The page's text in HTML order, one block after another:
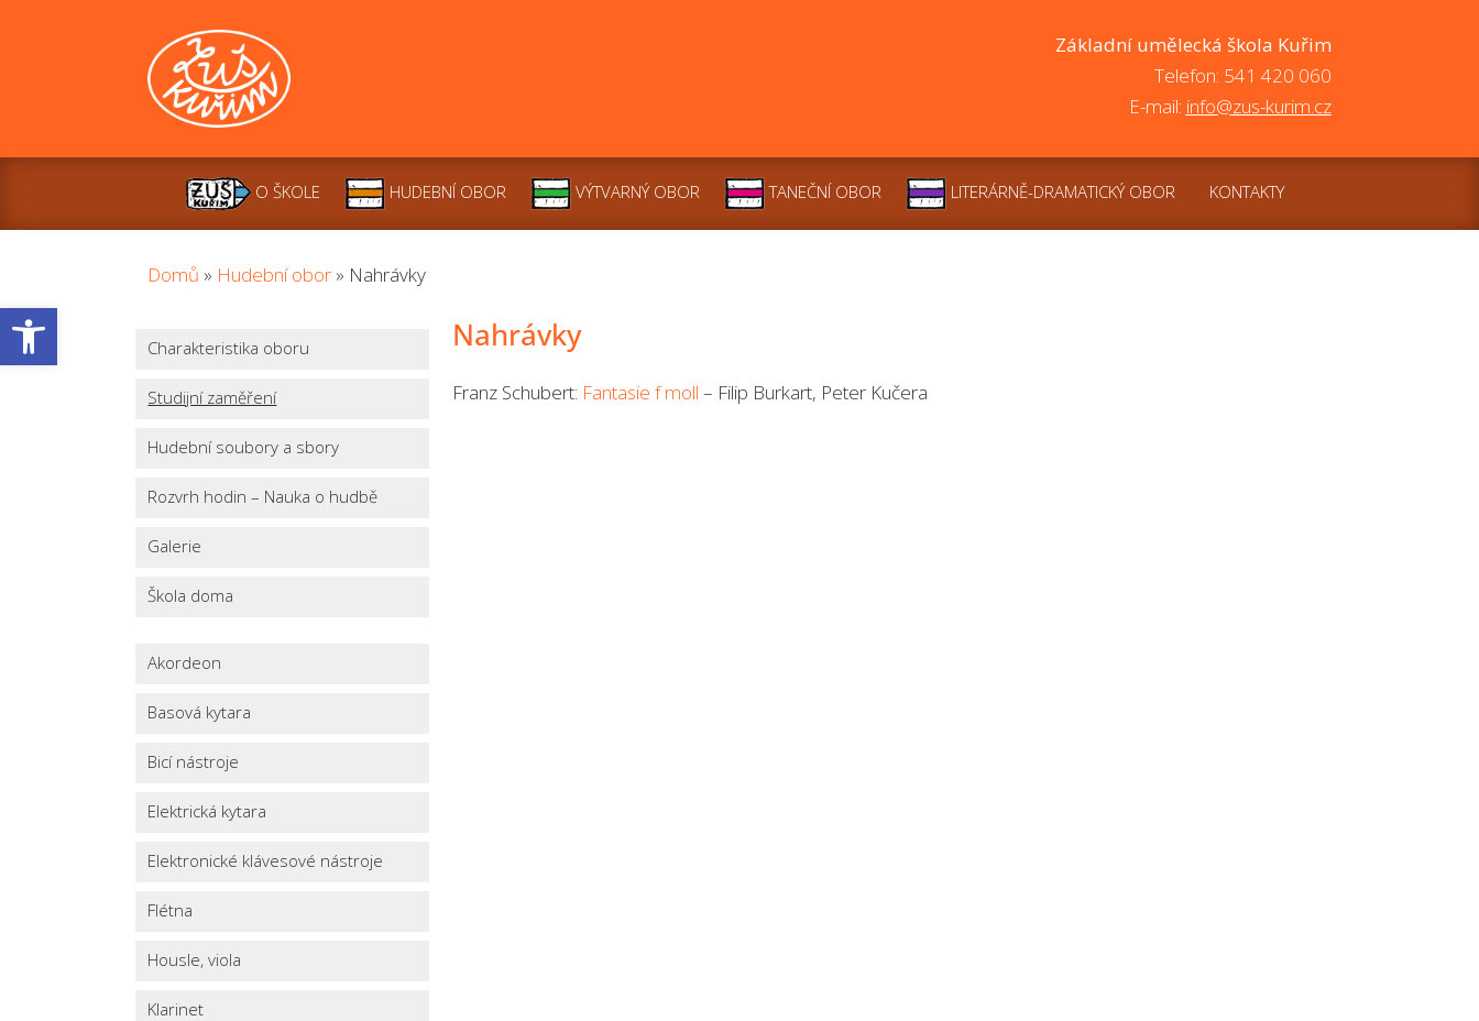
Open toolbar
Základní umělecká škola Kuřim
Telefon: 541 420 060
E-mail: info@zus-kurim.cz
O ŠKOLE HUDEBNÍ OBOR VÝTVARNÝ OBOR TANEČNÍ OBOR LITERÁRNĚ-DRAMATICKÝ OBOR KONTAKTY
Domů » Hudební obor » Nahrávky
Charakteristika oboru
Studijní zaměření
Hudební soubory a sbory
Rozvrh hodin – Nauka o hudbě
Galerie
Škola doma
Akordeon
Basová kytara
Bicí nástroje
Elektrická kytara
Elektronické klávesové nástroje
Flétna
Housle, viola
Klarinet
Nahrávky
Franz Schubert: Fantasie f moll – Filip Burkart, Peter Kučera